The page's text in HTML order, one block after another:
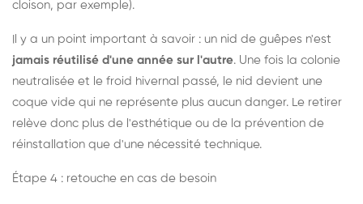
cloison, par exemple).
Il y a un point important à savoir : un nid de guêpes n'est
jamais réutilisé d'une année sur l'autre. Une fois la colonie
neutralisée et le froid hivernal passé, le nid devient une
coque vide qui ne représente plus aucun danger. Le retirer
relève donc plus de l'esthétique ou de la prévention de
réinstallation que d'une nécessité technique.
Étape 4 : retouche en cas de besoin